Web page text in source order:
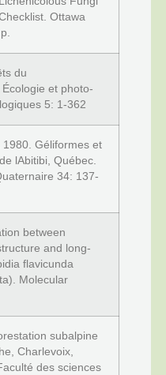
Ottawa
du
et photo-
5: 1-362
1980. Géliformes et
lAbitibi, Québec.
34: 137-
between
and long-
flavicunda
Molecular
subalpine
Charlevoix,
des sciences